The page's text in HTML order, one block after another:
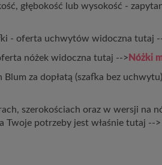
głębokość lub wysokość -
- oferta uchwytów widoczna tutaj
nóżek widoczna tutaj --> Nóżki
za dopłatą (szafka bez
szerokościach oraz w wersji na
Twoje potrzeby jest właśnie tutaj -->